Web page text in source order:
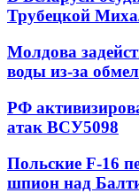
Трубецкой
Молдова
воды из-за
РФ
атак ВСУ5098
Польские F-16
шпион над